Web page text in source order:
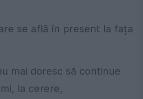
se află în present la fața
mai doresc să continue
la cerere,